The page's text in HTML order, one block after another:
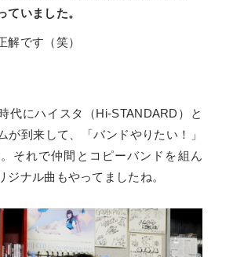
ていました。
解です（笑）
代にハイスタ（Hi-STANDARD）と
が到来して、「バンドやりたい！」
それで仲間とコピーバンドを組ん
ジナル曲もやってましたね。